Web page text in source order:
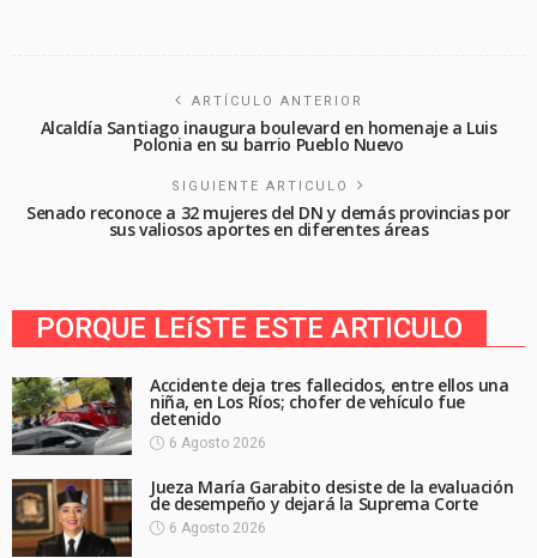
ARTÍCULO ANTERIOR
Alcaldía Santiago inaugura boulevard en homenaje a Luis
Polonia en su barrio Pueblo Nuevo
SIGUIENTE ARTICULO
Senado reconoce a 32 mujeres del DN y demás provincias por
sus valiosos aportes en diferentes áreas
PORQUE LEíSTE ESTE ARTICULO
Accidente deja tres fallecidos, entre ellos una
niña, en Los Ríos; chofer de vehículo fue
detenido
6 Agosto 2026
Jueza María Garabito desiste de la evaluación
de desempeño y dejará la Suprema Corte
6 Agosto 2026